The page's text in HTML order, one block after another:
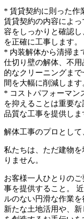
* 賃貸契約に則った作
賃貸契約の内容によ
容をしっかりと確認
を正確に工事します。
* 内装解体から清掃ま
仕切り壁の解体、不
的なクリーニングま
間を大幅に削減します
* コストパフォーマン
を抑えることは重要
品質な工事を提供しま
解体工事のプロとし
私たちは、ただ建物
りません。
お客様一人ひとりの
事を提供すること。
ルのない円滑な作業
新たな土地活用や、